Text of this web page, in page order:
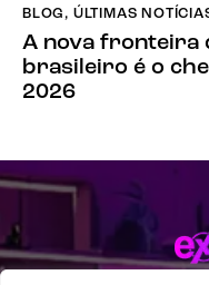
BLOG , ÚLTIMAS
A nova fronteira
brasileiro é o
2026